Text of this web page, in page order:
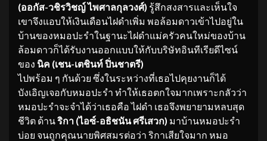
(ออกัส-วชิรวิชญ์ ไพศาลกุลวงศ์) รู้สึกสงสารและเห็นใจ
เขาจึงแอบให้เงินเดือนไฝดำเพิ่ม พอล้อมดาวเข้าไปอยู่ใน
บ้านของหมอปะรำในฐานะไฝดำแม่ครัวคนใหม่ของบ้าน
ล้อมดาวก็ได้รับงานออกแบบให้กับบริษัทอินทีเรียดีไซน์
ของ นิค (เชน-เตชินท์ ปิ่นชาตรี)
ไปพร้อม ๆ กันด้วย ซึ่งในระหว่างที่เธอไปคุยงานก็ได้
บังเอิญเจอกับหมอปะรำ ทำให้เธอตกใจมากเพราะกลัวว่า
หมอปะรำจะจำได้ว่าเธอคือ ไฝดำ เธอจึงพยายามหลบสุด
ชีวิต ด้านริกา (ไอซ์-อธิชนัน ศรีเสวก) มาบ้านหมอปะรำ
บ่อย จนถูกคุณนายพิศสมรต่อว่า ริกาเสียใจมาก หมอ